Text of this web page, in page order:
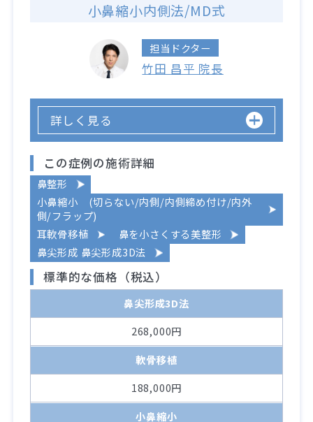
小鼻縮小内側法/MD式
担当ドクター
竹田 昌平 院長
詳しく見る
この症例の施術詳細
鼻整形
小鼻縮小 (切らない/内側/内側締め付け/内外
側/フラップ)
耳軟骨移植
鼻を小さくする美整形
鼻尖形成 鼻尖形成3D法
標準的な価格（税込）
鼻尖形成3D法
268,000円
軟骨移植
188,000円
小鼻縮小